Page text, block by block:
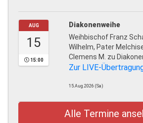
AUG
15
15:00
Diakonenweihe
Weihbischof Franz
Wilhelm, Pater
Clemens M. zu
Zur LIVE-
15.Aug.2026 (Sa)
Alle Termine